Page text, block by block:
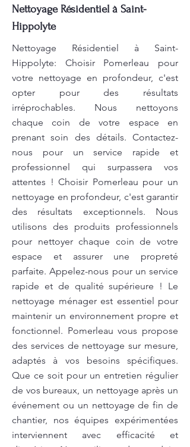
Nettoyage Résidentiel à Saint-
Hippolyte
Nettoyage Résidentiel à Saint-
Hippolyte: Choisir Pomerleau pour
votre nettoyage en profondeur, c'est
opter pour des résultats
irréprochables. Nous nettoyons
chaque coin de votre espace en
prenant soin des détails. Contactez-
nous pour un service rapide et
professionnel qui surpassera vos
attentes ! Choisir Pomerleau pour un
nettoyage en profondeur, c'est garantir
des résultats exceptionnels. Nous
utilisons des produits professionnels
pour nettoyer chaque coin de votre
espace et assurer une propreté
parfaite. Appelez-nous pour un service
rapide et de qualité supérieure ! Le
nettoyage ménager est essentiel pour
maintenir un environnement propre et
fonctionnel. Pomerleau vous propose
des services de nettoyage sur mesure,
adaptés à vos besoins spécifiques.
Que ce soit pour un entretien régulier
de vos bureaux, un nettoyage après un
événement ou un nettoyage de fin de
chantier, nos équipes expérimentées
interviennent avec efficacité et